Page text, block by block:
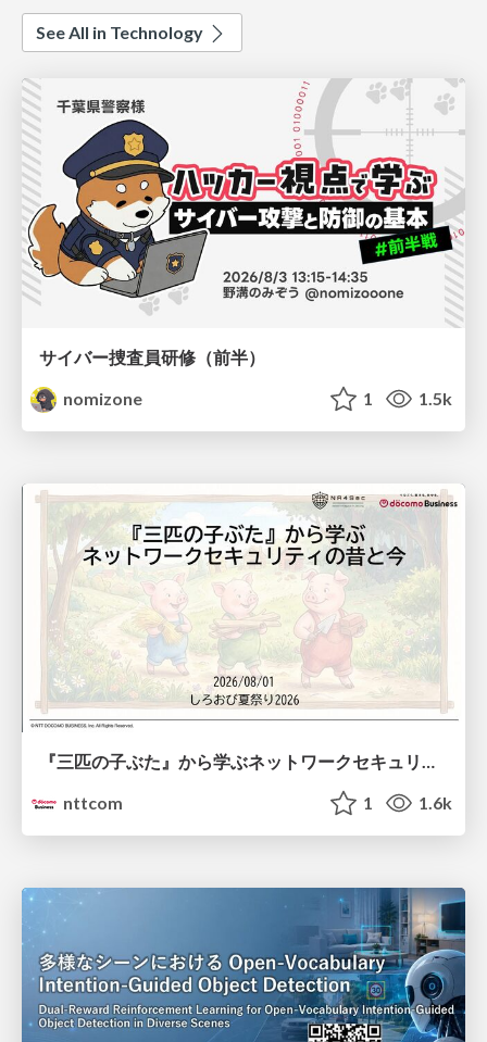
See All in Technology
サイバー捜査員研修（前半）
nomizone
1 1.5k
『三匹の子ぶた』から学ぶネットワークセキュリティの昔と今 / Network Security: Then and Now Through the Lens of The Three Little Pigs
nttcom
1 1.6k